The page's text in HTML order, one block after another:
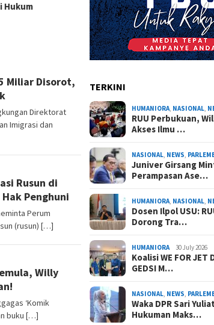
Dasar Warga
Hati-hati dan Lindungi Hak
Masyarakat
Miliar Disorot,
Direktorat
Imigrasi dan
Rusun di
Penghuni
Perum
(rusun) […]
Willy
‘Komik
buku […]
TERKINI
HUMANIORA NASIONAL
RUU Perbukuan,
Akses Ilmu …
NASIONAL NEWS
Juniver Girsang
Perampasan Ase…
HUMANIORA NASIONAL
Dosen Ilpol USU:
Dorong Tra…
HUMANIORA 30 July 2026
Koalisi WE FOR JET
GEDSI M…
NASIONAL NEWS
Waka DPR Sari
Hukuman Maks…